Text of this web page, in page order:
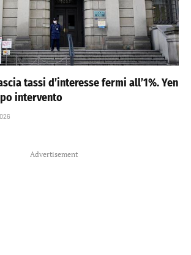
tassi d’interesse fermi all’1%. Yen
intervento
Advertisement